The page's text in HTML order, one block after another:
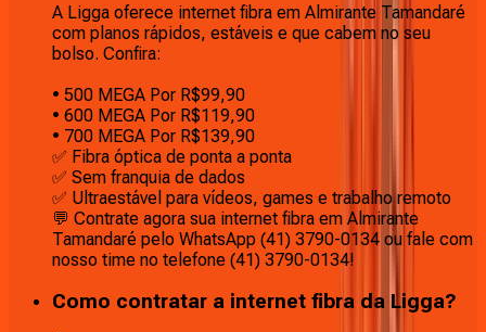
A Ligga oferece internet fibra em Almirante Tamandaré
com planos rápidos, estáveis e que cabem no seu
bolso. Confira:
• 500 MEGA Por R$99,90
• 600 MEGA Por R$119,90
• 700 MEGA Por R$139,90
✅ Fibra óptica de ponta a ponta
✅ Sem franquia de dados
✅ Ultraestável para vídeos, games e trabalho remoto
💬 Contrate agora sua internet fibra em Almirante
Tamandaré pelo WhatsApp (41) 3790-0134 ou fale com
nosso time no telefone (41) 3790-0134!
Como contratar a internet fibra da Ligga?